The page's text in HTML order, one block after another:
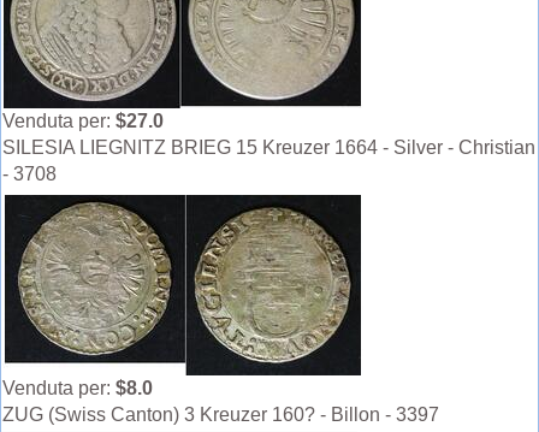
Venduta per: $27.0
SILESIA LIEGNITZ BRIEG 15 Kreuzer 1664 - Silver - Christian
- 3708
Venduta per: $8.0
ZUG (Swiss Canton) 3 Kreuzer 160? - Billon - 3397